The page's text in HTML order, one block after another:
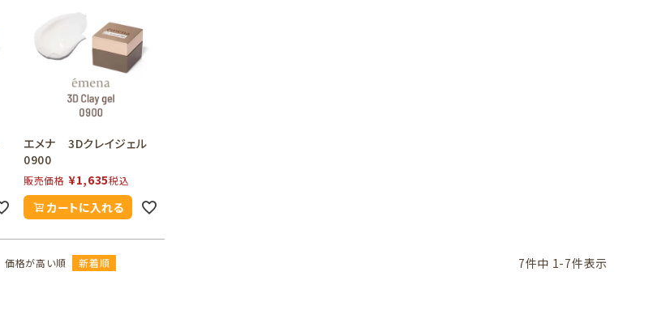
エメナ 3Dクレイジェル
0900
販売価格 ¥1,635税込
カートに入れる
価格が高い順 新着順 7件中 1-7件表示